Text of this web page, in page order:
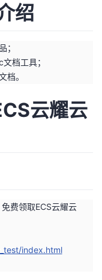
绍
；
档工具；
档。
云耀云
费领取ECS云耀云
index.html